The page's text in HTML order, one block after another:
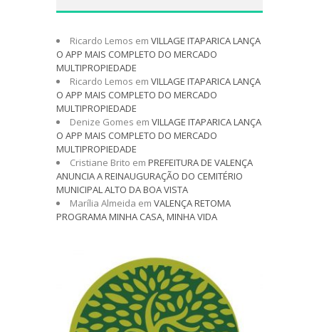
Ricardo Lemos em VILLAGE ITAPARICA LANÇA
O APP MAIS COMPLETO DO MERCADO
MULTIPROPIEDADE
Ricardo Lemos em VILLAGE ITAPARICA LANÇA
O APP MAIS COMPLETO DO MERCADO
MULTIPROPIEDADE
Denize Gomes em VILLAGE ITAPARICA LANÇA
O APP MAIS COMPLETO DO MERCADO
MULTIPROPIEDADE
Cristiane Brito em PREFEITURA DE VALENÇA
ANUNCIA A REINAUGURAÇÃO DO CEMITÉRIO
MUNICIPAL ALTO DA BOA VISTA
Marília Almeida em VALENÇA RETOMA
PROGRAMA MINHA CASA, MINHA VIDA